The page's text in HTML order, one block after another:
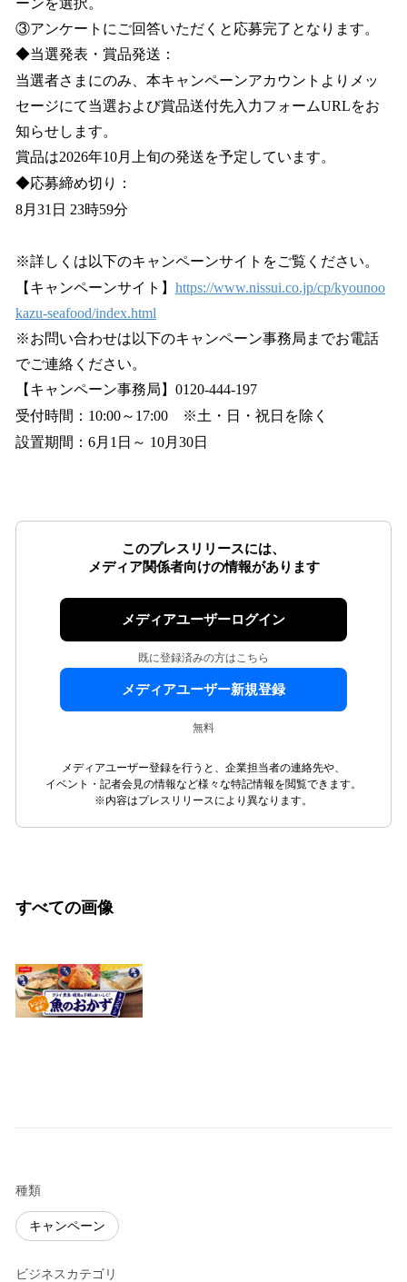
③アンケートにご回答いただくと応募完了となります。
◆当選発表・賞品発送：
当選者さまにのみ、本キャンペーンアカウントよりメッ
セージにて当選および賞品送付先入力フォームURLをお
知らせします。
賞品は2026年10月上旬の発送を予定しています。
◆応募締め切り：
8月31日 23時59分
※詳しくは以下のキャンペーンサイトをご覧ください。
【キャンペーンサイト】 https://www.nissui.co.jp/cp/kyounoo
kazu-seafood/index.html
※お問い合わせは以下のキャンペーン事務局までお電話
でご連絡ください。
【キャンペーン事務局】0120-444-197
受付時間：10:00～17:00 ※土・日・祝日を除く
設置期間：6月1日～ 10月30日
このプレスリリースには、
メディア関係者向けの情報があります
メディアユーザーログイン
既に登録済みの方はこちら
メディアユーザー新規登録
無料
メディアユーザー登録を行うと、企業担当者の連絡先や、
イベント・記者会見の情報など様々な特記情報を閲覧できます。
※内容はプレスリリースにより異なります。
すべての画像
種類
キャンペーン
ビジネスカテゴリ